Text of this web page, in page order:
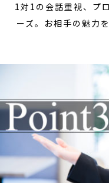
1対1の会話重視、プ
ーズ。お相手の魅力